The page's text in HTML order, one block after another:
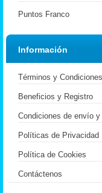
Puntos Franco
Información
Términos y Condiciones
Beneficios y Registro
Condiciones de envío
Políticas de Privacidad
Política de Cookies
Contáctenos